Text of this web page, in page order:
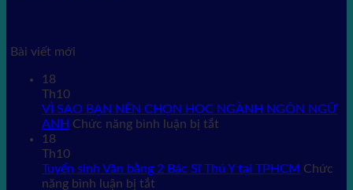
Bài viết mới
18
Th10
VÌ SAO BẠN NÊN CHỌN HỌC NGÀNH NGÔN NGỮ
ANH Chức năng bình luận bị tắt
BẠN
18
Th10
Tuyển sinh Văn bằng 2 Bác Sĩ Thú Y tại TPHCM Chức
năng bình luận bị tắt